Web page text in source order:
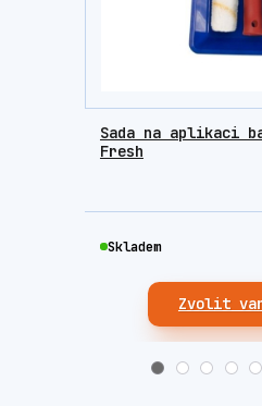
Sada na aplikaci
Fresh
Skladem
Zvolit